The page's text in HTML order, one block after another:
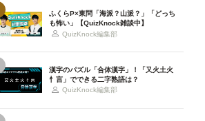
ふくらP×東問「海派？山派？」「どっち
も怖い」【QuizKnock雑談中】
QuizKnock編集部
漢字のパズル「合体漢字」！「又火土火
忄言」でできる二字熟語は？
QuizKnock編集部